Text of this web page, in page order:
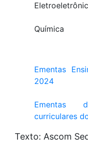
Química
Ementas
2024
Ementas
curriculares
Texto: Ascom